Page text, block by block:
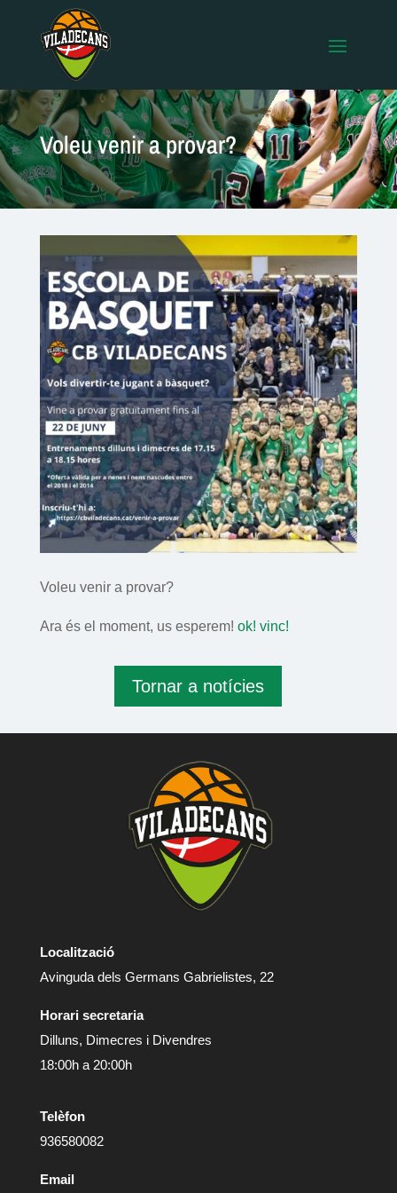
Voleu venir a provar?
Voleu venir a provar?
Ara és el moment, us esperem! ok! vinc!
Tornar a notícies
Localització
Avinguda dels Germans Gabrielistes, 22
Horari secretaria
Dilluns, Dimecres i Divendres
18:00h a 20:00h
Telèfon
936580082
Email